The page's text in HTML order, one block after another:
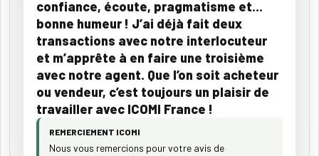
confiance, écoute, pragmatisme et...
bonne humeur ! J’ai déjà fait deux
transactions avec notre interlocuteur
et m’apprête à en faire une troisième
avec notre agent. Que l’on soit acheteur
ou vendeur, c’est toujours un plaisir de
travailler avec ICOMI France !
REMERCIEMENT ICOMI
Nous vous remercions pour votre avis de